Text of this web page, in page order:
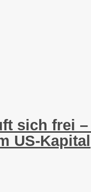
sich frei
US-Kapital